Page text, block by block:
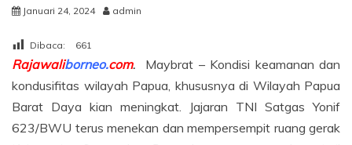
Januari 24, 2024 admin
Dibaca: 661
Rajawaliborneo.com. Maybrat – Kondisi keamanan dan
kondusifitas wilayah Papua, khususnya di Wilayah Papua
Barat Daya kian meningkat. Jajaran TNI Satgas Yonif
623/BWU terus menekan dan mempersempit ruang gerak